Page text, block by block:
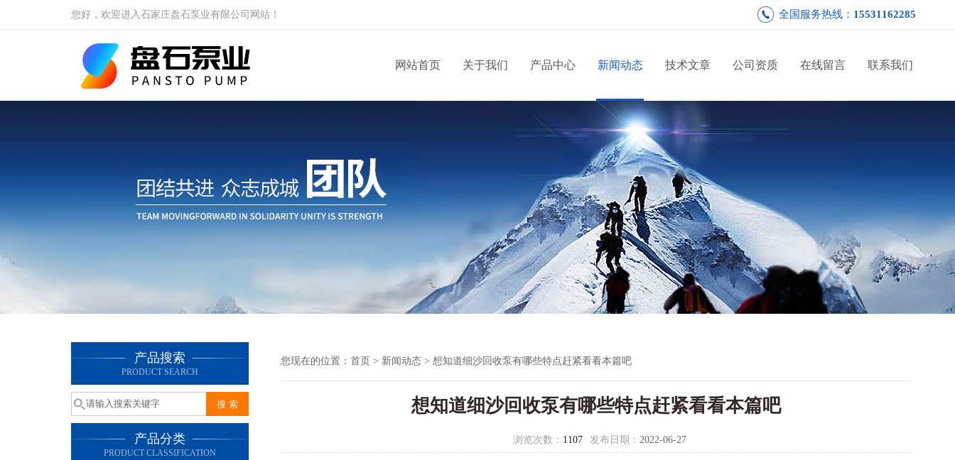
您好，欢迎进入石家庄盘石泵业有限公司网站！ 全国服务热线： 15531162285
网站首页 关于我们 产品中心 新闻动态 技术文章 公司资质 在线留言 联系我们
产品搜索
PRODUCT SEARCH
产品分类
PRODUCT CLASSIFICATION
您现在的位置： 首页 > 新闻动态 > 想知道细沙回收泵有哪些特点赶紧看看本篇吧
想知道细沙回收泵有哪些特点赶紧看看本篇吧
浏览次数： 1107 发布日期： 2022-06-27